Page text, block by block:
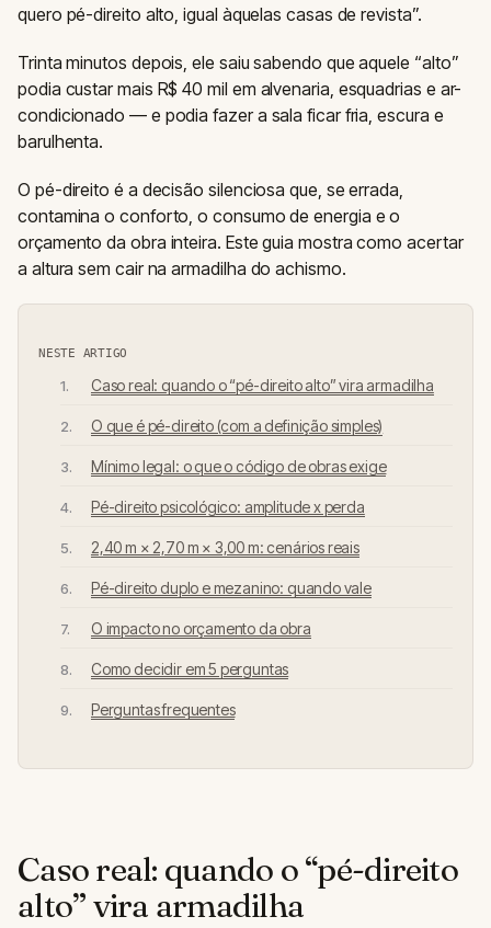
quero pé-direito alto, igual àquelas casas de revista”.
Trinta minutos depois, ele saiu sabendo que aquele “alto”
podia custar mais R$ 40 mil em alvenaria, esquadrias e ar-
condicionado — e podia fazer a sala ficar fria, escura e
barulhenta.
O pé-direito é a decisão silenciosa que, se errada,
contamina o conforto, o consumo de energia e o
orçamento da obra inteira. Este guia mostra como acertar
a altura sem cair na armadilha do achismo.
NESTE ARTIGO
Caso real: quando o “pé-direito alto” vira armadilha
O que é pé-direito (com a definição simples)
Mínimo legal: o que o código de obras exige
Pé-direito psicológico: amplitude x perda
2,40 m × 2,70 m × 3,00 m: cenários reais
Pé-direito duplo e mezanino: quando vale
O impacto no orçamento da obra
Como decidir em 5 perguntas
Perguntas frequentes
Caso real: quando o “pé-direito
alto” vira armadilha